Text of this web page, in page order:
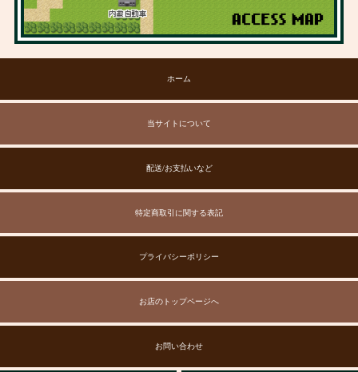
ホーム
当サイトについて
配送/お支払いなど
特定商取引に関する表記
プライバシーポリシー
お店のトップページへ
お問い合わせ